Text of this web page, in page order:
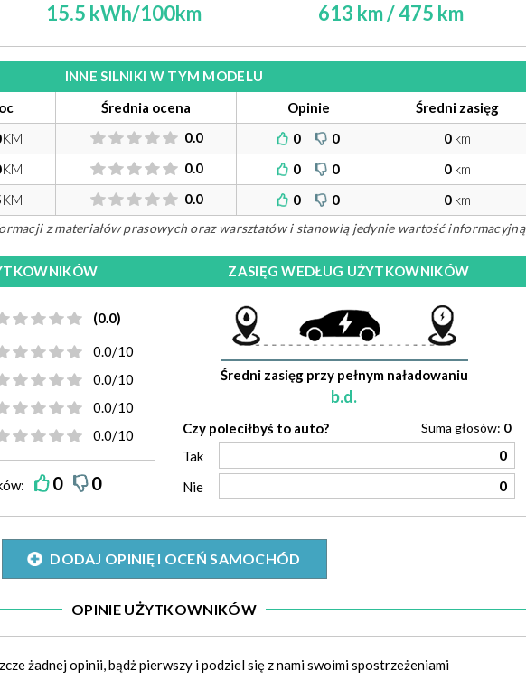
15.5 kWh/100km 613 km / 475 km
INNE SILNIKI W TYM MODELU
Średnia ocena Opinie
Średni zasięg
KM 0.0 0 0 0km
KM 0.0 0 0 0km
KM 0.0 0 0 0km
z materiałów prasowych oraz warsztatów i stanowią jedynie wartość informacyjną
(0.0)
0.0/10
0.0/10
0.0/10
0.0/10
0 0
ZASIĘG WEDŁUG UŻYTKOWNIKÓW
Średni zasięg przy pełnym naładowaniu
b.d.
Czy poleciłbyś to auto? Suma głosów: 0
Tak 0
Nie 0
DODAJ OPINIĘ I OCEŃ SAMOCHÓD
OPINIE UŻYTKOWNIKÓW
żadnej opinii, bądż pierwszy i podziel się z nami swoimi spostrzeżeniami